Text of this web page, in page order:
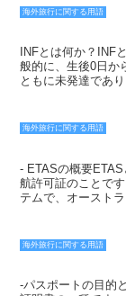
く、移動時間を短
ライトを利用する
確認しておくこと
トランジットを利
ず、トランジット
刻を慎重に確認し
の入国審査や手荷
国審査や手荷物検
って行動する必要
は、乗り継ぎ地で
継ぎ地での通貨や
ます。
海外旅行に関する用語
INFとは何か？INF
般的に、生後0日か
ともに未発達であ
べき点としては、
児との旅行では、
長距離移動の場合
ずってしまうこと
段を選ぶことが大
先の選択も重要で
では、荷物の準備
つなどはもちろん
また、乳幼児のお
で退屈せずに過ご
海外旅行に関する用語
- ETASの概要
航許可証のことで
テムで、オースト
ETASは、オースト
ている人を除く、
の申請はオンライ
どです。申請には
海外旅行に関する用語
-パスポートの目的